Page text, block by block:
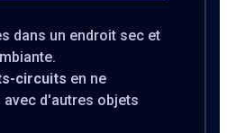
dans un endroit sec et
circuits en ne
avec d'autres objets